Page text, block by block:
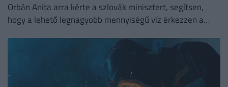
Orbán Anita arra kérte a szlovák minisztert, segítsen,
hogy a lehető legnagyobb mennyiségű víz érkezzen a